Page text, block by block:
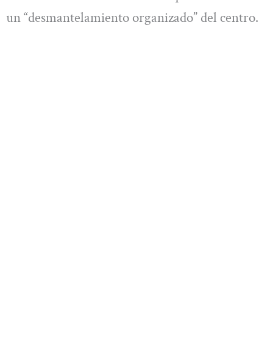
un “desmantelamiento organizado” del centro.